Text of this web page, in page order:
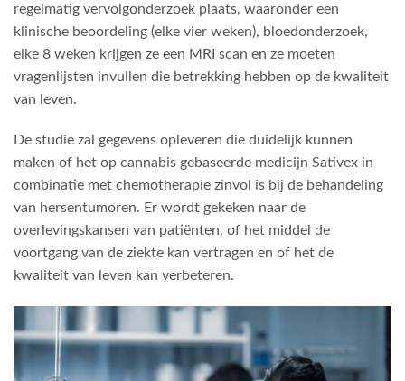
regelmatig vervolgonderzoek plaats, waaronder een
klinische beoordeling (elke vier weken), bloedonderzoek,
elke 8 weken krijgen ze een MRI scan en ze moeten
vragenlijsten invullen die betrekking hebben op de kwaliteit
van leven.
De studie zal gegevens opleveren die duidelijk kunnen
maken of het op cannabis gebaseerde medicijn Sativex in
combinatie met chemotherapie zinvol is bij de behandeling
van hersentumoren. Er wordt gekeken naar de
overlevingskansen van patiënten, of het middel de
voortgang van de ziekte kan vertragen en of het de
kwaliteit van leven kan verbeteren.